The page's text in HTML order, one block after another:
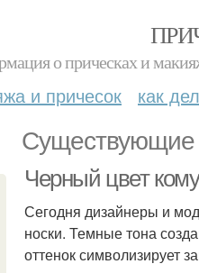
о прическах и
и причесок как
Существующие
Черный цвет
Сегодня дизайнеры и
носки. Темные тона
оттенок символизирует